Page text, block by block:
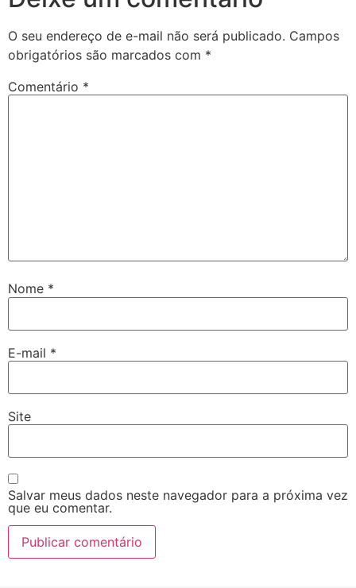
O seu endereço de e-mail não será publicado. Campos
obrigatórios são marcados com *
Comentário *
Nome *
E-mail *
Site
Salvar meus dados neste navegador para a próxima vez
que eu comentar.